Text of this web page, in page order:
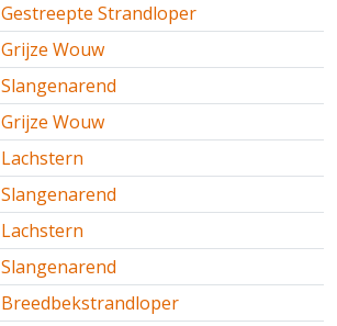
Gestreepte Strandloper
Grijze Wouw
Slangenarend
Grijze Wouw
Lachstern
Slangenarend
Lachstern
Slangenarend
Breedbekstrandloper